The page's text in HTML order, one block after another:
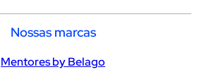
Nossas marcas
Mentores by Belago